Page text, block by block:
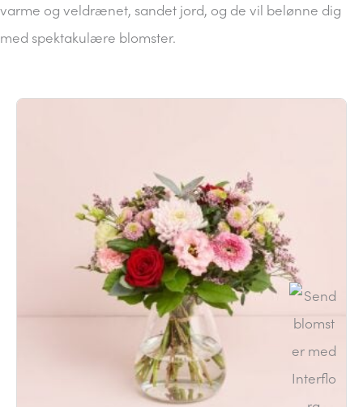
varme og veldrænet, sandet jord, og de vil belønne dig
med spektakulære blomster.